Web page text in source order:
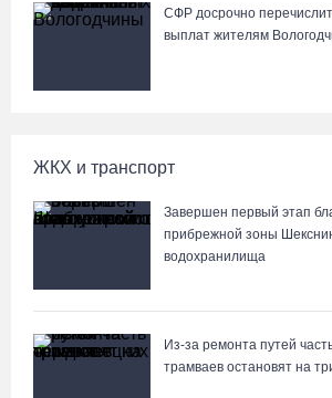
СФР досрочно
выплат жителям
ЖКХ и транспорт
Завершен первый этап
прибрежной зоны
водохранилища
Из-за ремонта путей
трамваев остановят на